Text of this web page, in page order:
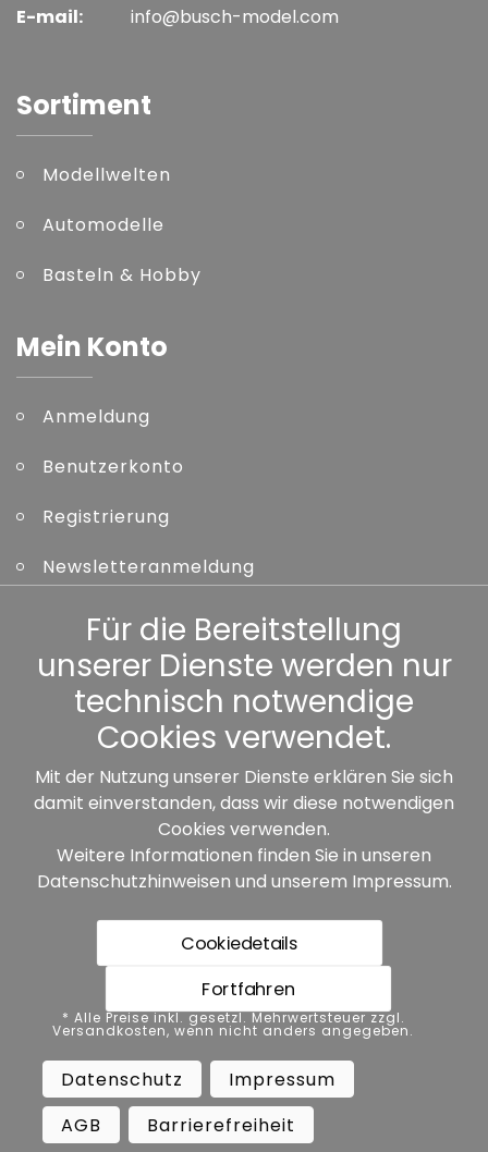
E-mail:
info@busch-model.com
Sortiment
Modellwelten
Automodelle
Basteln & Hobby
Mein Konto
Anmeldung
Benutzerkonto
Registrierung
Newsletteranmeldung
Kennwort vergessen
Sonstiges
Unsere Partner:
* Alle Preise inkl. gesetzl. Mehrwertsteuer zzgl.
Versandkosten, wenn nicht anders angegeben.
Datenschutz Impressum
Barrierefreiheit
Vertrag widerrufen
Für die Bereitstellung
unserer Dienste werden nur
technisch notwendige
Cookies verwendet.
Mit der Nutzung unserer Dienste erklären Sie sich
damit einverstanden, dass wir diese notwendigen
Cookies verwenden.
Weitere Informationen finden Sie in unseren
Datenschutzhinweisen und unserem Impressum.
Cookiedetails
Fortfahren
* Alle Preise inkl. gesetzl. Mehrwertsteuer zzgl.
Versandkosten, wenn nicht anders angegeben.
Datenschutz
Impressum
AGB
Barrierefreiheit